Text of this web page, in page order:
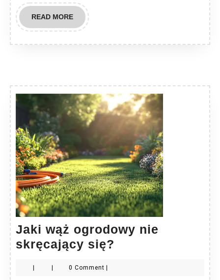
READ MOREREAD
MORE
Jaki wąż ogrodowy nie
skręcający się?
| | 0 Comment |